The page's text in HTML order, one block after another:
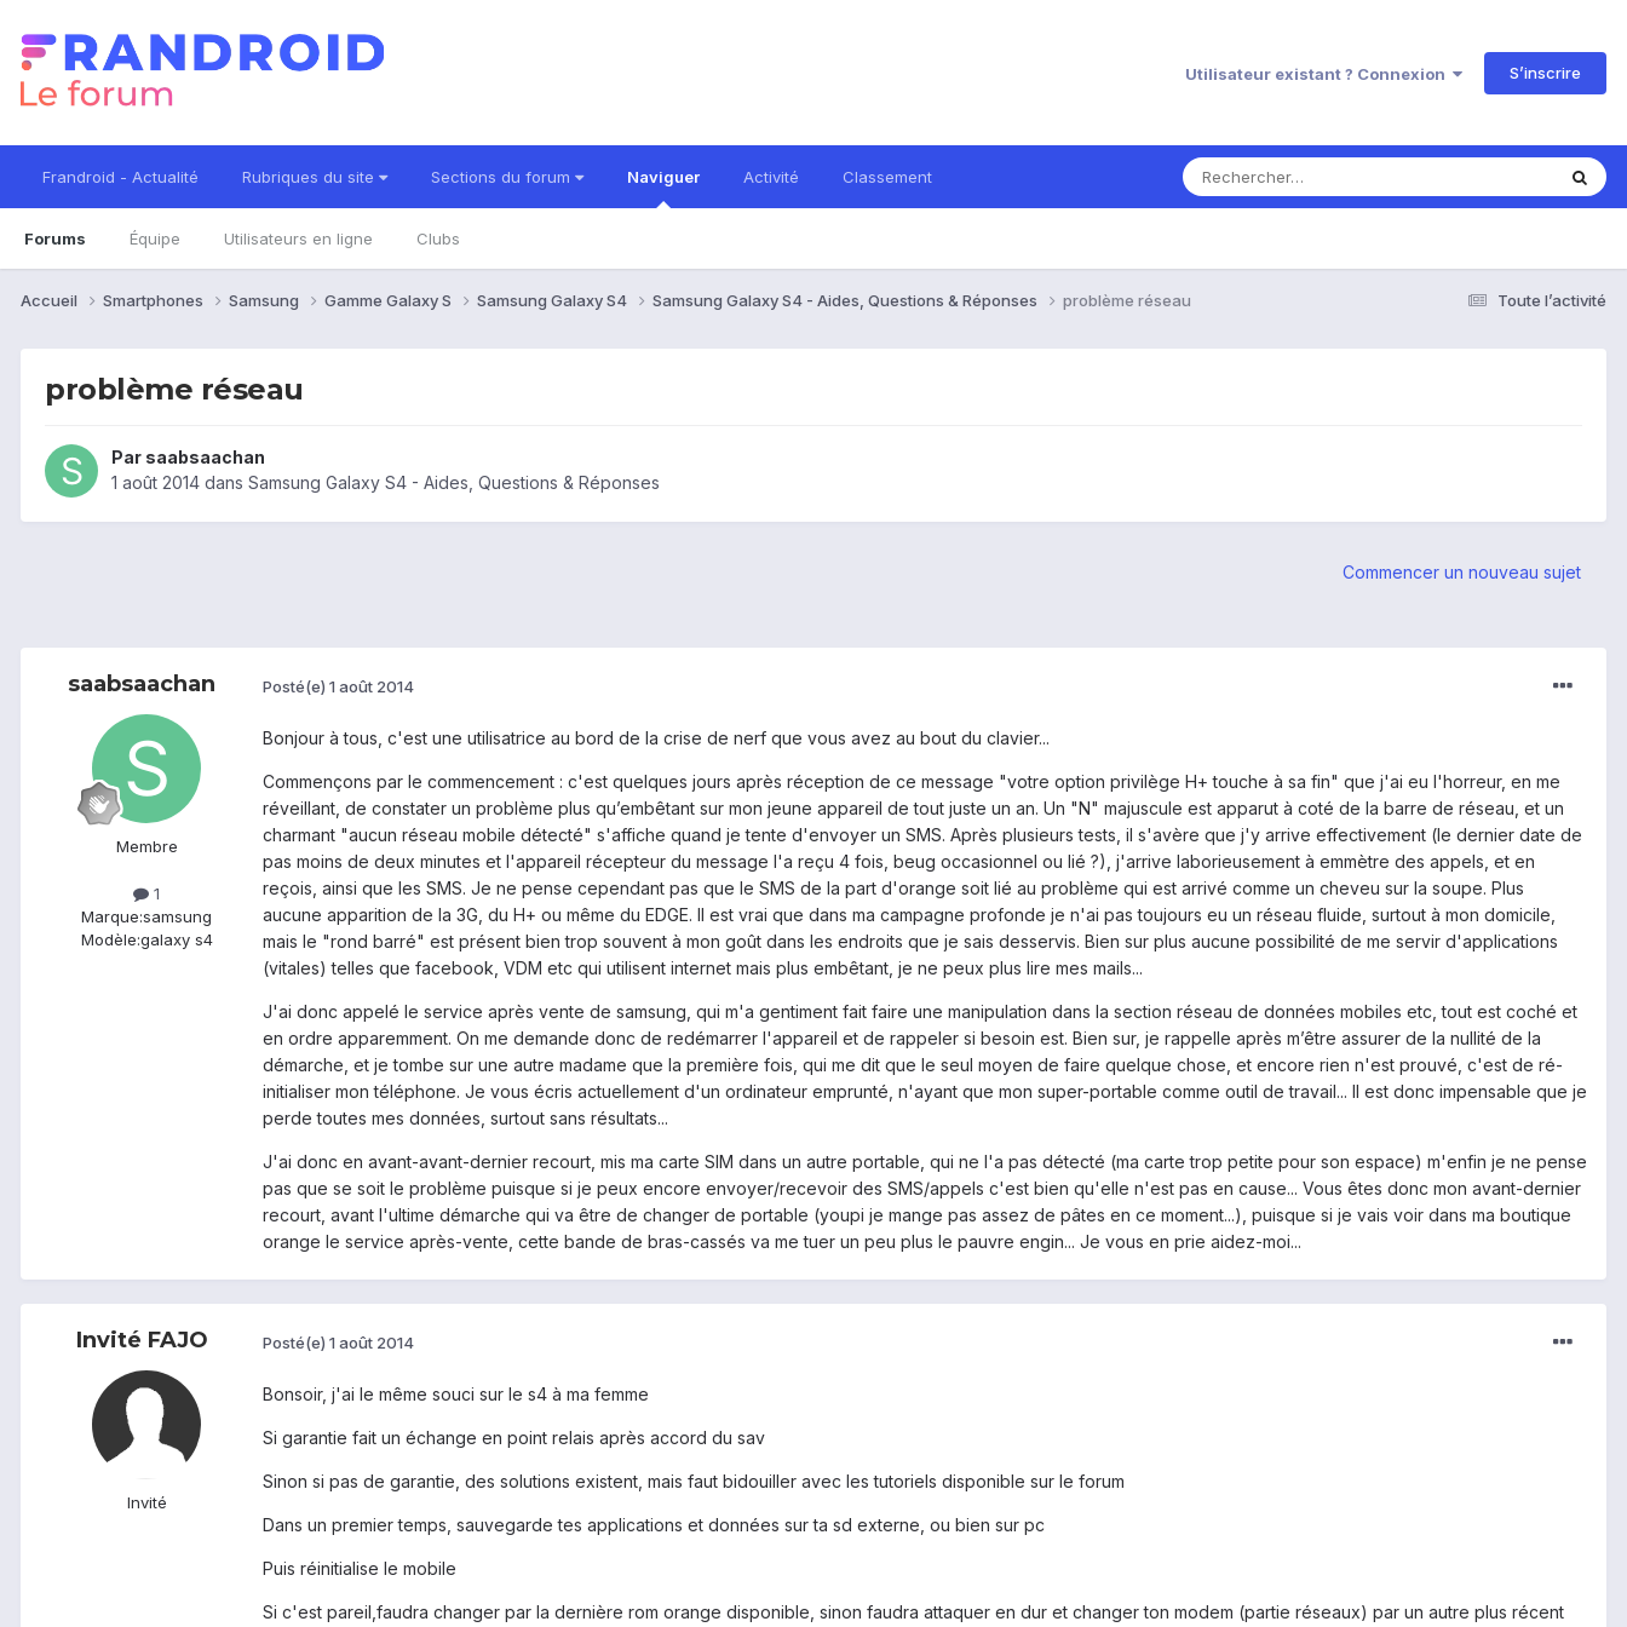
Utilisateur existant ? Connexion S’inscrire
Frandroid - Actualité Rubriques du site Sections du forum Naviguer
Forums Équipe Utilisateurs en ligne Clubs
Activité Classement
Toute l’activité
Accueil Smartphones Samsung Gamme Galaxy S Samsung Galaxy S4 Samsung Galaxy S4 - Aides, Questions & Réponses problème réseau
problème réseau
Par saabsaachan
1 août 2014 dans Samsung Galaxy S4 - Aides, Questions & Réponses
Commencer un nouveau sujet
saabsaachan
Membre
1
Marque:samsung
Modèle:galaxy s4
Posté(e) 1 août 2014
Bonjour à tous, c'est une utilisatrice au bord de la crise de nerf que vous avez au bout du clavier...
Commençons par le commencement : c'est quelques jours après réception de ce message "votre option privilège H+ touche à sa fin" que j'ai eu l'horreur, en me
réveillant, de constater un problème plus qu’embêtant sur mon jeune appareil de tout juste un an. Un "N" majuscule est apparut à coté de la barre de réseau, et un
charmant "aucun réseau mobile détecté" s'affiche quand je tente d'envoyer un SMS. Après plusieurs tests, il s'avère que j'y arrive effectivement (le dernier date de
pas moins de deux minutes et l'appareil récepteur du message l'a reçu 4 fois, beug occasionnel ou lié ?), j'arrive laborieusement à emmètre des appels, et en
reçois, ainsi que les SMS. Je ne pense cependant pas que le SMS de la part d'orange soit lié au problème qui est arrivé comme un cheveu sur la soupe. Plus
aucune apparition de la 3G, du H+ ou même du EDGE. Il est vrai que dans ma campagne profonde je n'ai pas toujours eu un réseau fluide, surtout à mon domicile,
mais le "rond barré" est présent bien trop souvent à mon goût dans les endroits que je sais desservis. Bien sur plus aucune possibilité de me servir d'applications
(vitales) telles que facebook, VDM etc qui utilisent internet mais plus embêtant, je ne peux plus lire mes mails...
J'ai donc appelé le service après vente de samsung, qui m'a gentiment fait faire une manipulation dans la section réseau de données mobiles etc, tout est coché et
en ordre apparemment. On me demande donc de redémarrer l'appareil et de rappeler si besoin est. Bien sur, je rappelle après m’être assurer de la nullité de la
démarche, et je tombe sur une autre madame que la première fois, qui me dit que le seul moyen de faire quelque chose, et encore rien n'est prouvé, c'est de ré-
initialiser mon téléphone. Je vous écris actuellement d'un ordinateur emprunté, n'ayant que mon super-portable comme outil de travail... Il est donc impensable que je
perde toutes mes données, surtout sans résultats...
J'ai donc en avant-avant-dernier recourt, mis ma carte SIM dans un autre portable, qui ne l'a pas détecté (ma carte trop petite pour son espace) m'enfin je ne pense
pas que se soit le problème puisque si je peux encore envoyer/recevoir des SMS/appels c'est bien qu'elle n'est pas en cause... Vous êtes donc mon avant-dernier
recourt, avant l'ultime démarche qui va être de changer de portable (youpi je mange pas assez de pâtes en ce moment...), puisque si je vais voir dans ma boutique
orange le service après-vente, cette bande de bras-cassés va me tuer un peu plus le pauvre engin... Je vous en prie aidez-moi...
Invité FAJO
Invité
Posté(e) 1 août 2014
Bonsoir, j'ai le même souci sur le s4 à ma femme
Si garantie fait un échange en point relais après accord du sav
Sinon si pas de garantie, des solutions existent, mais faut bidouiller avec les tutoriels disponible sur le forum
Dans un premier temps, sauvegarde tes applications et données sur ta sd externe, ou bien sur pc
Puis réinitialise le mobile
Si c'est pareil,faudra changer par la dernière rom orange disponible, sinon faudra attaquer en dur et changer ton modem (partie réseaux) par un autre plus récent